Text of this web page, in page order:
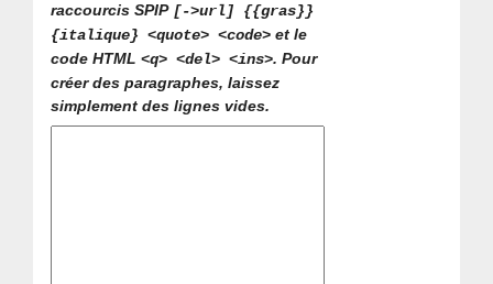
raccourcis SPIP [->url] {{gras}}
{italique} <quote> <code> et le
code HTML<q> <del> <ins>. Pour
créer des paragraphes, laissez
simplement des lignes vides.